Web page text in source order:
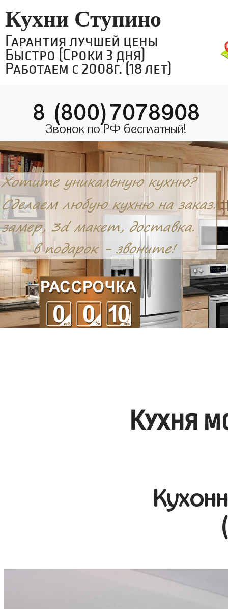
Кухни Ступино
Гарантия лучшей цены
Быстро (Сроки 3 дня)
Работаем с 2008г. (18 лет)
8 (800)7078908
Звонок по РФ бесплатный!
Кухня